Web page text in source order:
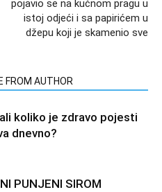
pojavio se na kućnom pragu u
istoj odjeći i sa papirićem u
džepu koji je skamenio sve
FROM AUTHOR
koliko je zdravo pojesti
dnevno?
PUNJENI SIROM